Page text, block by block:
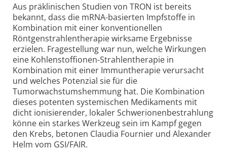
Aus präklinischen Studien von TRON ist bereits
bekannt, dass die mRNA-basierten Impfstoffe in
Kombination mit einer konventionellen
Röntgenstrahlentherapie wirksame Ergebnisse
erzielen. Fragestellung war nun, welche Wirkungen
eine Kohlenstoffionen-Strahlentherapie in
Kombination mit einer Immuntherapie verursacht
und welches Potenzial sie für die
Tumorwachstumshemmung hat. Die Kombination
dieses potenten systemischen Medikaments mit
dicht ionisierender, lokaler Schwerionenbestrahlung
könne ein starkes Werkzeug sein im Kampf gegen
den Krebs, betonen Claudia Fournier und Alexander
Helm vom GSI/FAIR.